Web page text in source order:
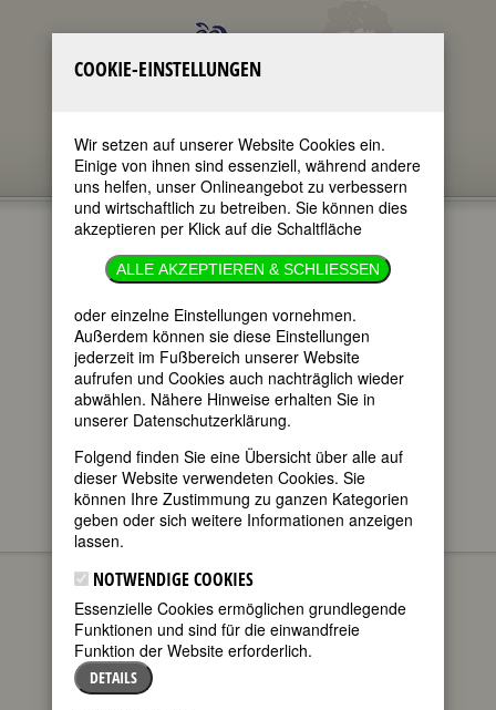
CHARLOTTE
VON
KIRSCHBAUM
im ganzen Text
BIOGRAPHIEN
(Charlotte
Emilie
Henriette
Eugenie von
Kirschbaum)
COOKIE-EINSTELLUNGEN
Wir setzen auf unserer Website Cookies ein.
Einige von ihnen sind essenziell, während andere
uns helfen, unser Onlineangebot zu verbessern
und wirtschaftlich zu betreiben. Sie können dies
akzeptieren per Klick auf die Schaltfläche
ALLE AKZEPTIEREN & SCHLIESSEN
oder einzelne Einstellungen vornehmen.
Außerdem können sie diese Einstellungen
jederzeit im Fußbereich unserer Website
aufrufen und Cookies auch nachträglich wieder
abwählen. Nähere Hinweise erhalten Sie in
unserer Datenschutzerklärung.
Folgend finden Sie eine Übersicht über alle auf
dieser Website verwendeten Cookies. Sie
können Ihre Zustimmung zu ganzen Kategorien
geben oder sich weitere Informationen anzeigen
lassen.
NOTWENDIGE COOKIES
Essenzielle Cookies ermöglichen grundlegende
Funktionen und sind für die einwandfreie
Funktion der Website erforderlich.
DETAILS